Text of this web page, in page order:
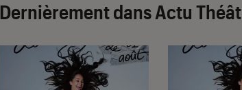
Dernièrement dans Actu